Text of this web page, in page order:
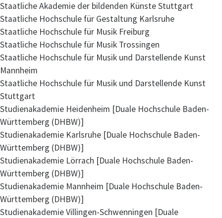
Staatliche Akademie der bildenden Künste Stuttgart
Staatliche Hochschule für Gestaltung Karlsruhe
Staatliche Hochschule für Musik Freiburg
Staatliche Hochschule für Musik Trossingen
Staatliche Hochschule für Musik und Darstellende Kunst
Mannheim
Staatliche Hochschule für Musik und Darstellende Kunst
Stuttgart
Studienakademie Heidenheim [Duale Hochschule Baden-
Württemberg (DHBW)]
Studienakademie Karlsruhe [Duale Hochschule Baden-
Württemberg (DHBW)]
Studienakademie Lörrach [Duale Hochschule Baden-
Württemberg (DHBW)]
Studienakademie Mannheim [Duale Hochschule Baden-
Württemberg (DHBW)]
Studienakademie Villingen-Schwenningen [Duale